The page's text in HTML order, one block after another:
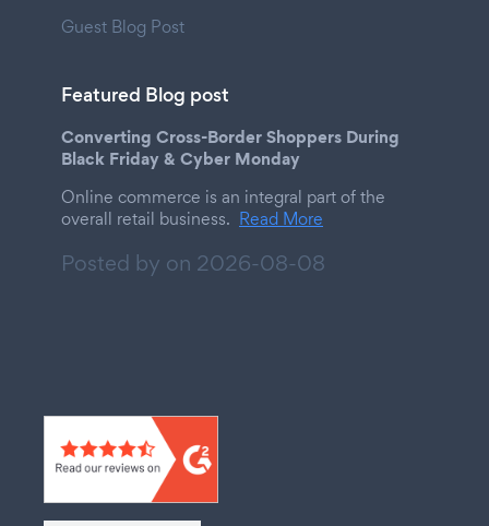
Guest Blog Post
Featured Blog post
Converting Cross-Border Shoppers During
Black Friday & Cyber Monday
Online commerce is an integral part of the
overall retail business. Read More
Posted by on 2026-08-08